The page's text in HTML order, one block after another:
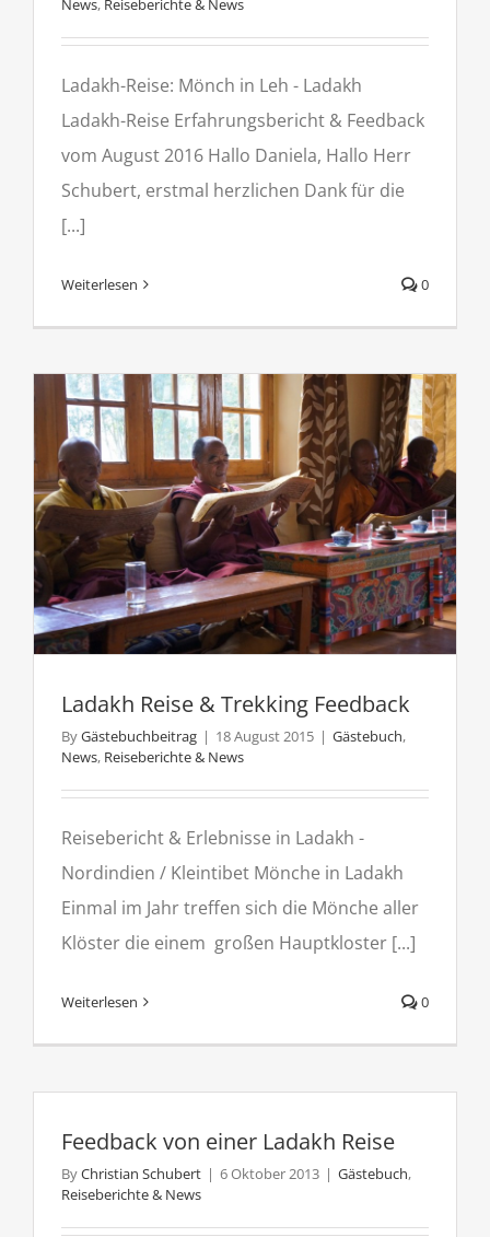
News, Reiseberichte & News
Ladakh-Reise: Mönch in Leh - Ladakh
Ladakh-Reise Erfahrungsbericht & Feedback
vom August 2016 Hallo Daniela, Hallo Herr
Schubert, erstmal herzlichen Dank für die
[...]
Weiterlesen 0
Ladakh Reise & Trekking Feedback
ByGästebuchbeitrag | 18 August 2015 | Gästebuch,
News, Reiseberichte & News
Reisebericht & Erlebnisse in Ladakh -
Nordindien / Kleintibet Mönche in Ladakh
Einmal im Jahr treffen sich die Mönche aller
Klöster die einem großen Hauptkloster [...]
Weiterlesen 0
Feedback von einer Ladakh Reise
ByChristian Schubert | 6 Oktober 2013 | Gästebuch,
Reiseberichte & News